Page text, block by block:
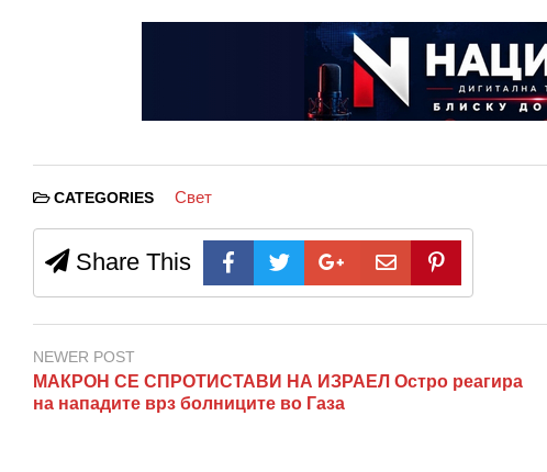
CATEGORIES Свет
Share This
NEWER POST
МАКРОН СЕ СПРОТИСТАВИ НА ИЗРАЕЛ Остро реагира
на нападите врз болниците во Газа